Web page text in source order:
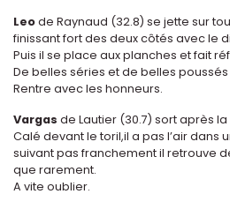
Leode Raynaud (32.8) se jette sur
finissant fort des deux côtés avec le
Puis il se place aux planches et fait
De belles séries et de belles
Rentre avec les honneurs.
Vargas de Lautier (30.7) sort après
Calé devant le toril,il a pas l’air dans
suivant pas franchement il retrouve
que rarement.
A vite oublier.